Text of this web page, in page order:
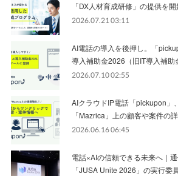
「DX人材育成研修」の提供を
2026.07.21 03:11
AI電話の導入を後押し。「
導入補助金2026（旧IT導入補
2026.07.10 02:55
AIクラウドIP電話「pickupon」
「Mazrica」上の顧客や案件の
2026.06.16 06:45
電話×AIの信頼できる未来へ｜
「JUSA Unite 2026」の実行委